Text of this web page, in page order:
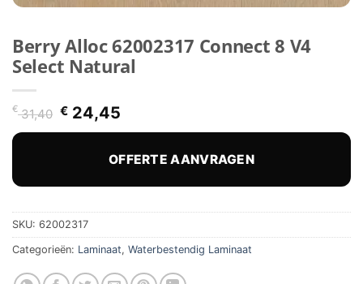
Berry Alloc 62002317 Connect 8 V4
Select Natural
€31,40 Oorspronkelijke
prijs
€ 31,40.
€24,45Huidige
prijs
€ 24,45.
OFFERTE AANVRAGEN
SKU: 62002317
Categorieën: Laminaat, Waterbestendig Laminaat